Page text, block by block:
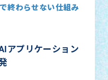
終わらせない仕組み
アプリケーション